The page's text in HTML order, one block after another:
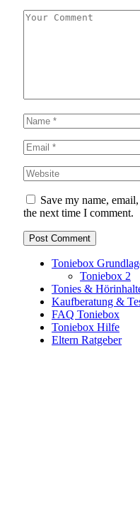
Save my name,
the next time I comment.
Toniebox
Toniebox 2
Tonies &
Kaufberatung &
FAQ Toniebox
Toniebox Hilfe
Eltern Ratgeber